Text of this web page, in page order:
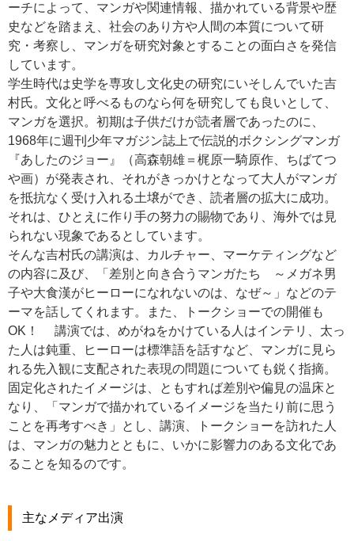
ーチによって、マンガや関連情報、描かれている背景や歴
史などを踏まえ、社会のあり方や人間の本質について研
究・考察し、マンガを研究対象とすることの面白さを発信
しています。
学生時代は史学を専攻し文化史の研究にいそしんでいた吉
村氏。文化と呼べるものなら何を研究しても良いとして、
マンガを選択。初期は子供だけが読者層であったのに、
1968年に週刊少年マガジン誌上で伝説的ボクシングマンガ
『あしたのジョー』（高森朝雄＝梶原一騎原作、ちばてつ
や画）が発表され、それがきっかけとなって大人がマンガ
を抵抗なく受け入れる土壌ができ、読者層の拡大に成功。
それは、ひとえに作り手の努力の賜物であり、海外では見
られない現象であるとしています。
そんな吉村氏の講演は、カルチャー、マーケティングなど
の内容に及び、「差別と向き合うマンガたち ～メガネ男
子や大食漢がヒーローになれないのは、なぜ～」などのテ
ーマを話してくれます。また、トークショーでの開催も
OK！ 講演では、めがねをかけている人はインテリ、太っ
た人は鈍重、ヒーローは標準語を話すなど、マンガに見ら
れる先入観に支配された表現の問題についても鋭く指摘。
固定化されたイメージは、ともすれば差別や偏見の温床と
なり、「マンガで描かれているイメージを当たり前に思う
ことを再考すべき」とし、講演、トークショーを訪れた人
は、マンガの魅力とともに、いかに影響力のある文化であ
ることを知るのです。
主なメディア出演